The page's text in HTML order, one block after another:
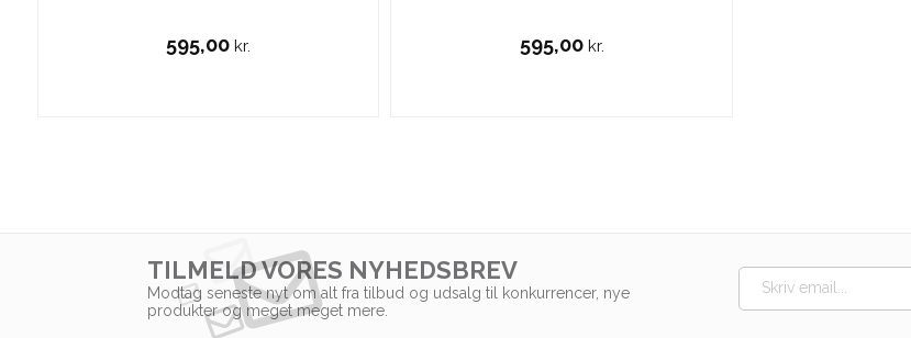
595,00 kr. 595,00 kr.
TILMELD VORES NYHEDSBREV
Modtag seneste nyt om alt fra tilbud og udsalg til konkurrencer, nye
produkter og meget meget mere.